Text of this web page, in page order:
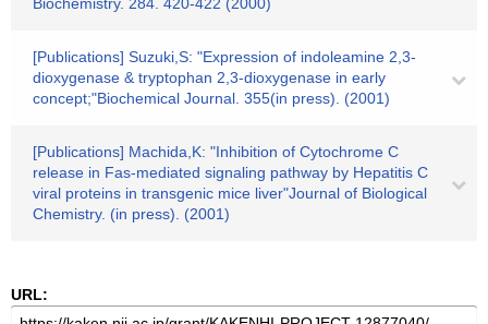
[Publications] Suzuki,S: "Expression of indoleamine 2,3-
dioxygenase & tryptophan 2,3-dioxygenase in early
concept;"Biochemical Journal. 355(in press). (2001)
[Publications] Machida,K: "Inhibition of Cytochrome C
release in Fas-mediated signaling pathway by Hepatitis C
viral proteins in transgenic mice liver"Journal of Biological
Chemistry. (in press). (2001)
URL: